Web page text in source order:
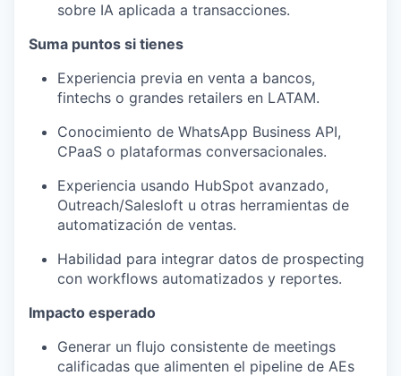
sobre IA aplicada a transacciones.
Suma puntos si tienes
Experiencia previa en venta a bancos,
fintechs o grandes retailers en LATAM.
Conocimiento de WhatsApp Business API,
CPaaS o plataformas conversacionales.
Experiencia usando HubSpot avanzado,
Outreach/Salesloft u otras herramientas de
automatización de ventas.
Habilidad para integrar datos de prospecting
con workflows automatizados y reportes.
Impacto esperado
Generar un flujo consistente de meetings
calificadas que alimenten el pipeline de AEs